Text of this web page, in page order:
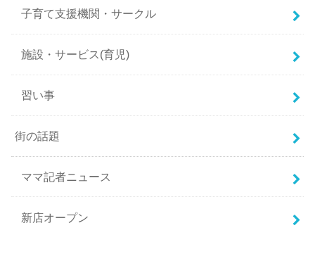
子育て支援機関・サークル
施設・サービス(育児)
習い事
街の話題
ママ記者ニュース
新店オープン